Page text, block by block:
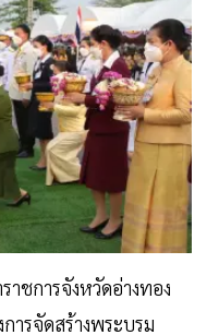
าชการจังหวัดอ่างทอง
ารจัดสร้างพระบรม